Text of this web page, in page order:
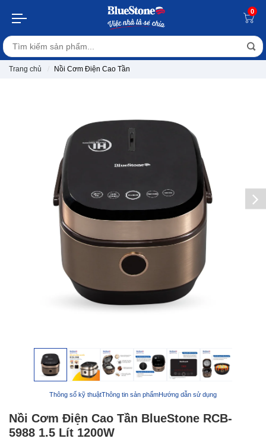
0
Trang chủ Nồi Cơm Điện Cao Tần
Thông số kỹ thuậtThông tin sản phẩmHướng dẫn sử dụng
Nồi Cơm Điện Cao Tần BlueStone RCB-
5988 1.5 Lít 1200W